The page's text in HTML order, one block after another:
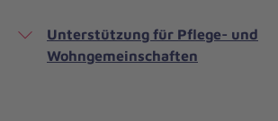
Unterstützung für Pflege- und
Wohngemeinschaften